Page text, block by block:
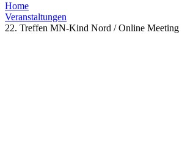
Home
Veranstaltungen
22. Treffen MN-Kind Nord / Online Meeting